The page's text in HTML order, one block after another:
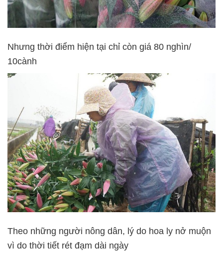
Nhưng thời điểm hiện tại chỉ còn giá 80 nghìn/
10cành
Theo những người nông dân, lý do hoa ly nở muộn
vì do thời tiết rét đạm dài ngày